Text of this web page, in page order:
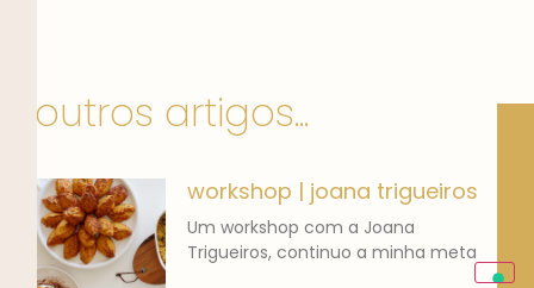
outros artigos...
workshop | joana trigueiros
Um workshop com a Joana
Trigueiros, continuo a minha meta